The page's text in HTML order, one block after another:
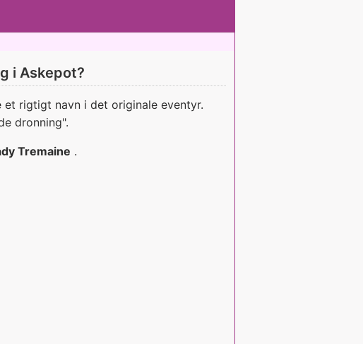
i Askepot?
rigtigt navn i det originale eventyr.
dronning".
Tremaine .